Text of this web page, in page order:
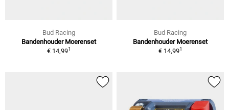
Bud Racing
Bandenhouder Moerenset
€ 14,991
Bud Racing
Bandenhouder Moerenset
€ 14,991